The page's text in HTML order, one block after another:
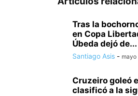
Tras la
en Copa
Úbeda dejó de...
Santiago Asis -
Cruzeiro goleó
clasificó a la